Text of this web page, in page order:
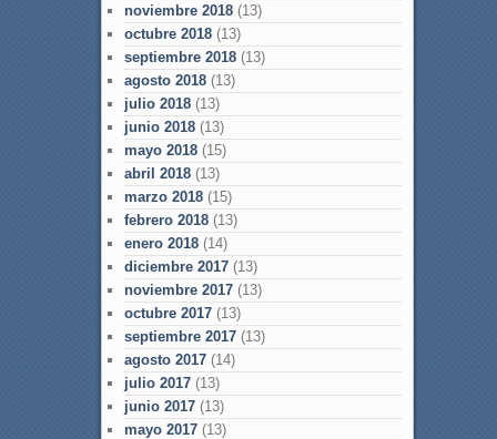
noviembre 2018(13)
octubre 2018(13)
septiembre 2018(13)
agosto 2018(13)
julio 2018(13)
junio 2018(13)
mayo 2018(15)
abril 2018(13)
marzo 2018(15)
febrero 2018(13)
enero 2018(14)
diciembre 2017(13)
noviembre 2017(13)
octubre 2017(13)
septiembre 2017(13)
agosto 2017(14)
julio 2017(13)
junio 2017(13)
mayo 2017(13)